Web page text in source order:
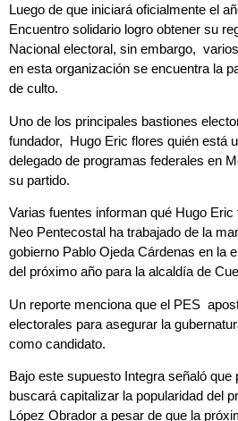
Luego de que iniciará oficialmente el
Encuentro solidario logro obtener su
Nacional electoral, sin embargo,
en esta organización se encuentra la
de culto.
Uno de los principales bastiones
fundador, Hugo Eric flores quién está
delegado de programas federales en
su partido.
Varias fuentes informan qué Hugo
Neo Pentecostal ha trabajado de la
gobierno Pablo Ojeda Cárdenas en la
del próximo año para la alcaldía de
Un reporte menciona que el PES
electorales para asegurar la
como candidato.
Bajo este supuesto Integra señaló que
buscará capitalizar la popularidad del
López Obrador a pesar de que la